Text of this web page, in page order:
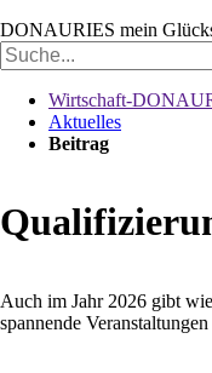
DONAURIES mein
Suchbegriffe
Wirtschaft-
Aktuelles
Beitrag
Auch im Jahr 2026 gibt
spannende